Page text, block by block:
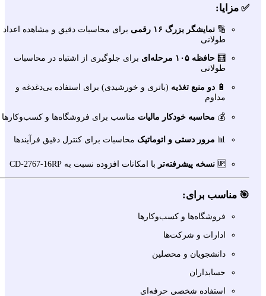
✅ مزایا:
🔢 نمایشگر بزرگ ۱۶ رقمی
برای محاسبات دقیق و مشاهده اعداد
طولانی
🧮 حافظه ۱۰۵ مرحله‌ای
برای جلوگیری از اشتباه در محاسبات
طولانی
🔋 دو منبع تغذیه (باتری و خورشیدی) برای استفاده بی‌دغدغه و
مداوم
💰 محاسبه خودکار مالیات مناسب برای فروشگاه‌ها و کسب‌وکارها
📊 مرور دستی و اتوماتیک محاسبات برای کنترل دقیق فرآیندها
🆙 نسخه پیشرفته‌تر با امکانات افزوده نسبت به CD-2767-16RP
🎯 مناسب برای:
فروشگاه‌ها و کسب‌وکارها
ادارات و شرکت‌ها
دانشجویان و محصلین
حسابداران
استفاده شخصی حرفه‌ای